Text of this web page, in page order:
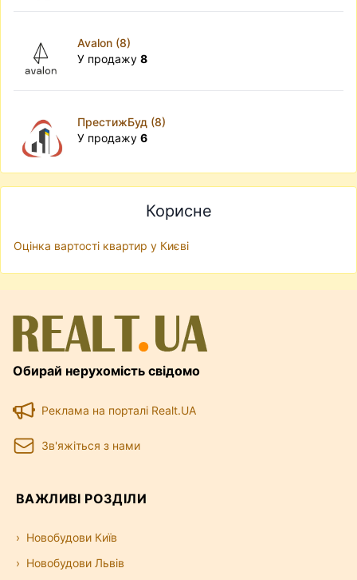
Avalon (8)
У продажу 8
ПрестижБуд (8)
У продажу 6
Корисне
Оцінка вартості квартир у Києві
Обирай нерухомість свідомо
Реклама на порталі Realt.UA
Зв'яжіться з нами
ВАЖЛИВІ РОЗДІЛИ
Новобудови Київ
Новобудови Львів